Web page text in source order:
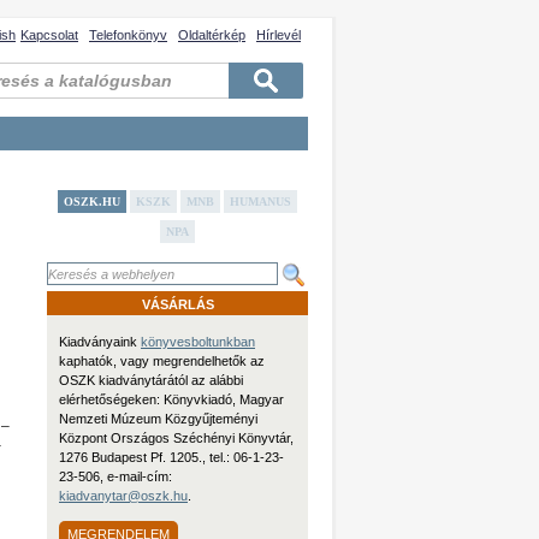
Kapcsolat Telefonkönyv Oldaltérkép Hírlevél
OSZK.HU KSZK MNB HUMANUS
NPA
VÁSÁRLÁS
Kiadványaink könyvesboltunkban
kaphatók, vagy megrendelhetők az
OSZK kiadványtárától az alábbi
elérhetőségeken: Könyvkiadó, Magyar
Nemzeti Múzeum Közgyűjteményi
Központ Országos Széchényi Könyvtár,
1276 Budapest Pf. 1205., tel.: 06-1-23-
23-506, e-mail-cím:
kiadvanytar@oszk.hu
MEGRENDELEM